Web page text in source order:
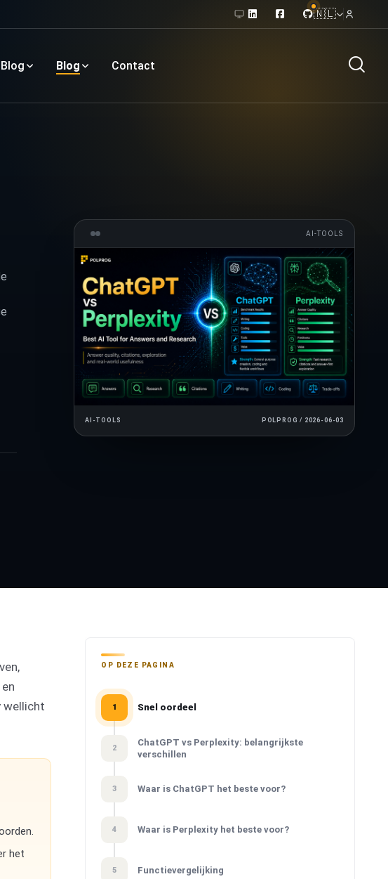
🇳🇱
Blog Blog Contact
AI-TOOLS
AI-TOOLS POLPROG / 2026-06-03
wellicht
het
OP DEZE PAGINA
1 Snel oordeel
2
ChatGPT vs Perplexity: belangrijkste
verschillen
3 Waar is ChatGPT het beste voor?
4 Waar is Perplexity het beste voor?
5 Functievergelijking